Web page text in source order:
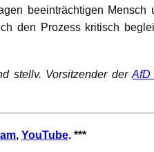
beeinträchtigen Mensch
den Prozess kritisch
stellv. Vorsitzender derAfD
, YouTube. ***